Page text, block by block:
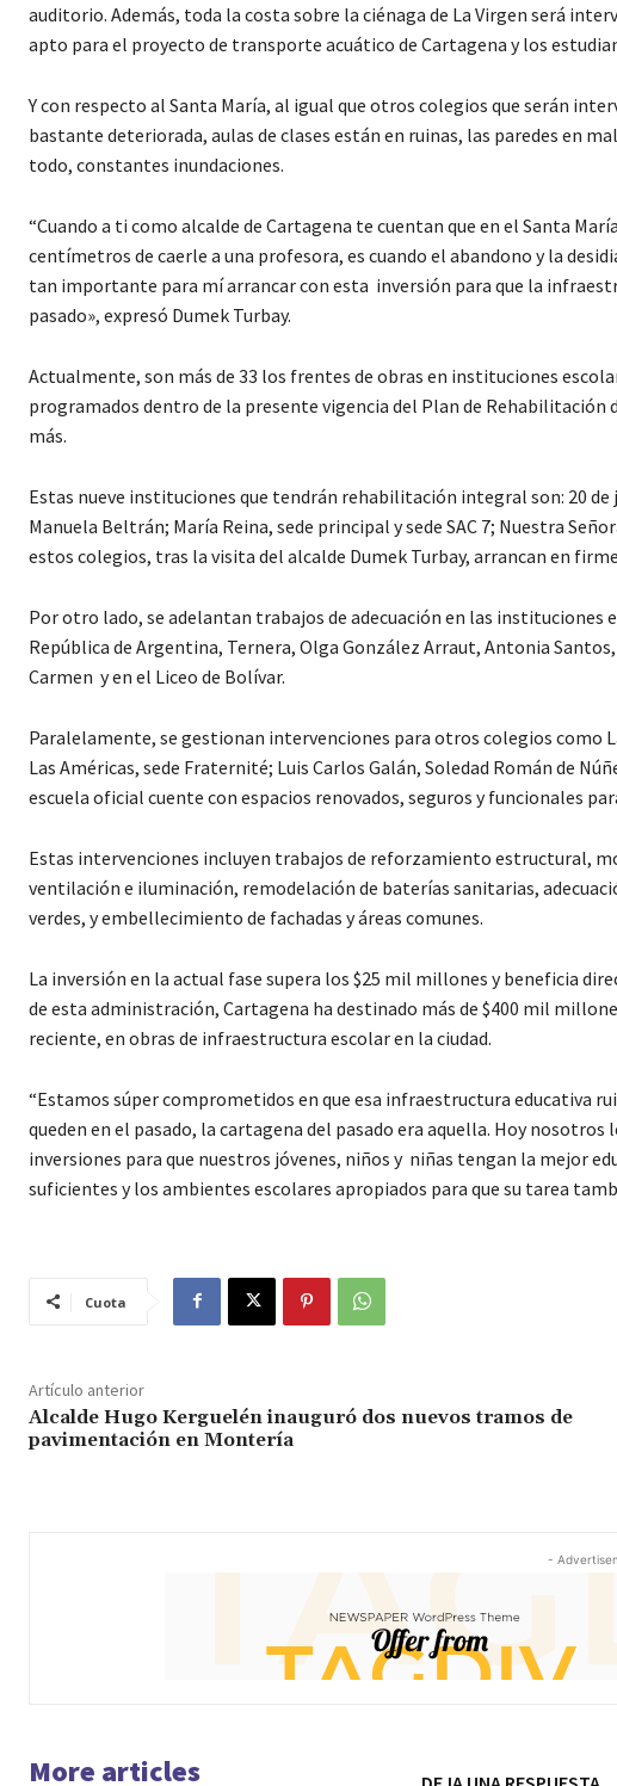
auditorio. Además, toda la costa sobre la ciénaga de La Virgen será
apto para el proyecto de transporte acuático de Cartagena y los
Y con respecto al Santa María, al igual que otros colegios que serán
bastante deteriorada, aulas de clases están en ruinas, las paredes en
todo, constantes inundaciones.
“Cuando a ti como alcalde de Cartagena te cuentan que en el Santa
centímetros de caerle a una profesora, es cuando el abandono y la
tan importante para mí arrancar con esta inversión para que la
pasado», expresó Dumek Turbay.
Actualmente, son más de 33 los frentes de obras en instituciones
programados dentro de la presente vigencia del Plan de
más.
Estas nueve instituciones que tendrán rehabilitación integral son: 20 de
Manuela Beltrán; María Reina, sede principal y sede SAC 7; Nuestra
estos colegios, tras la visita del alcalde Dumek Turbay, arrancan en
Por otro lado, se adelantan trabajos de adecuación en las instituciones
República de Argentina, Ternera, Olga González Arraut, Antonia
Carmen y en el Liceo de Bolívar.
Paralelamente, se gestionan intervenciones para otros colegios como
Las Américas, sede Fraternité; Luis Carlos Galán, Soledad Román de
escuela oficial cuente con espacios renovados, seguros y funcionales
Estas intervenciones incluyen trabajos de reforzamiento estructural,
ventilación e iluminación, remodelación de baterías sanitarias,
verdes, y embellecimiento de fachadas y áreas comunes.
La inversión en la actual fase supera los $25 mil millones y beneficia
de esta administración, Cartagena ha destinado más de $400 mil
reciente, en obras de infraestructura escolar en la ciudad.
“Estamos súper comprometidos en que esa infraestructura educativa
queden en el pasado, la cartagena del pasado era aquella. Hoy
inversiones para que nuestros jóvenes, niños y niñas tengan la mejor
suficientes y los ambientes escolares apropiados para que su tarea
Cuota
Artículo anterior
Alcalde Hugo Kerguelén inauguró dos nuevos tramos de
pavimentación en Montería
-
More articles